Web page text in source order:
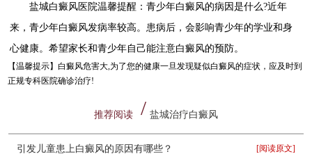
盐城白癜风医院温馨提醒：青少年白癜风的病因是什么?近年
来，青少年白癜风发病率较高。患病后，会影响青少年的学业和身
心健康。希望家长和青少年自己能注意白癜风的预防。
【温馨提示】白癜风危害大,为了您的健康一旦发现疑似白癜风的症状，应及时到
正规专科医院确诊治疗!
推荐阅读 盐城治疗白癜风
引发儿童患上白癜风的原因有哪些？ [阅读原文]